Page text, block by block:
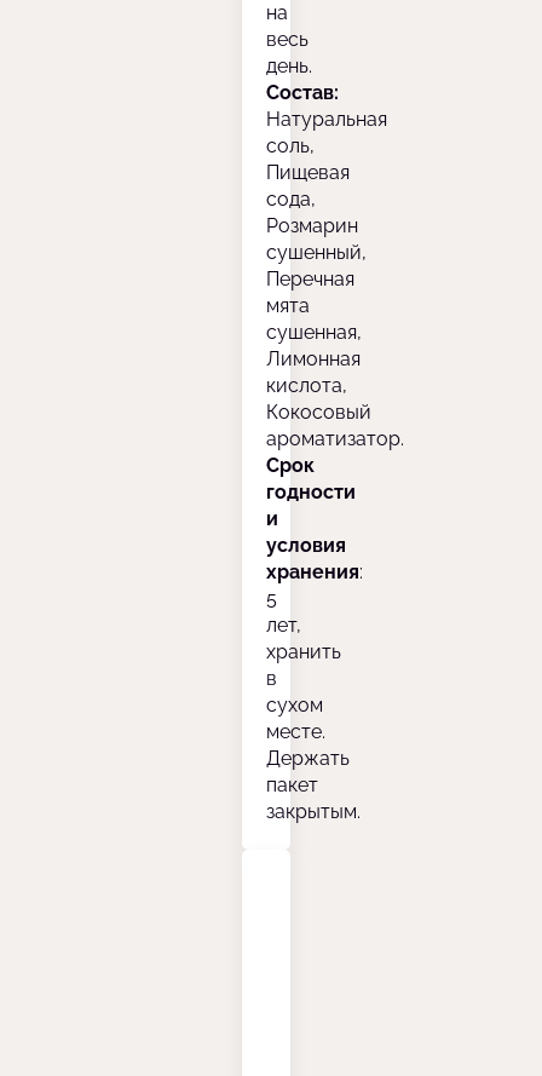
на
весь
день.
Состав:
Натуральная
соль,
Пищевая
сода,
Розмарин
сушенный,
Перечная
мята
сушенная,
Лимонная
кислота,
Кокосовый
ароматизатор.
Срок
годности
и
условия
хранения:
5
лет,
хранить
в
сухом
месте.
Держать
пакет
закрытым.